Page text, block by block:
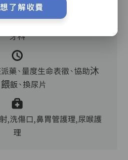
,保健員,營養師,護士,物理治
牙科
藥、量度生命表徵、協助沐
餵飯、換尿片
,洗傷口,鼻胃管護理,尿喉護
理
了解收費